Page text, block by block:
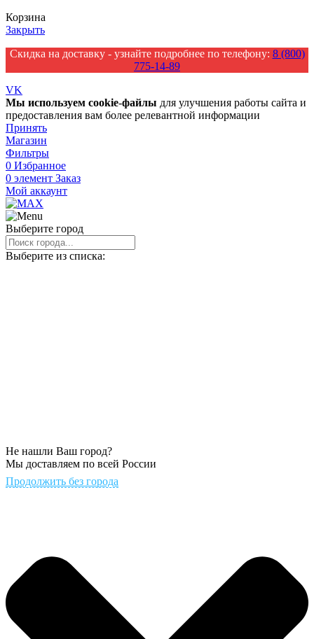
Корзина
Закрыть
Скидка на доставку - узнайте подробнее по телефону: 8 (800)
775-14-89
VK
Мы используем cookie-файлы для улучшения работы сайта и
предоставления вам более релевантной информации
Принять
Магазин
Фильтры
0 Избранное
0 элемент Заказ
Мой аккаунт
Выберите город
Выберите из списка:
Не нашли Ваш город?
Мы доставляем по всей России
Продолжить без города